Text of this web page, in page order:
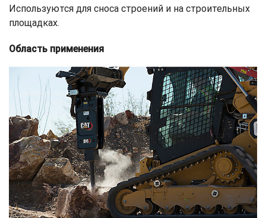
Используются для сноса строений и на строительных
площадках.
Область применения